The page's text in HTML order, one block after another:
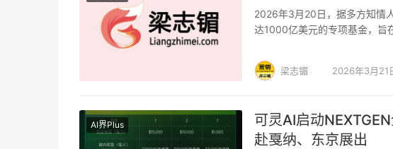
2026年3月20日，据多方知情
达1000亿美元的专项基金，旨
梁志镅 2026年3月21
AI界Plus
可灵AI启动
赴戛纳、东京展出